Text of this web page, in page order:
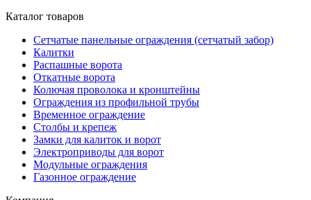
Каталог товаров
Сетчатые панельные ограждения (сетчатый забор)
Калитки
Распашные ворота
Откатные ворота
Колючая проволока и кронштейны
Ограждения из профильной трубы
Временное ограждение
Столбы и крепеж
Замки для калиток и ворот
Электроприводы для ворот
Модульные ограждения
Газонное ограждение